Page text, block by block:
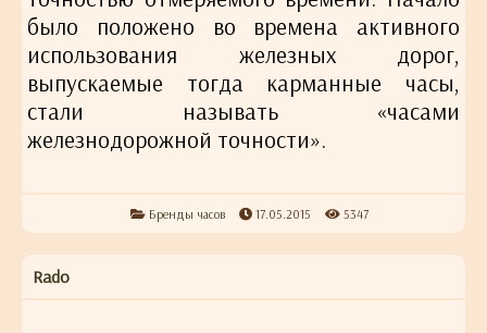
было положено во времена активного
использования железных дорог,
выпускаемые тогда карманные часы,
стали называть «часами
железнодорожной точности».
Бренды часов 17.05.2015 5347
Rado